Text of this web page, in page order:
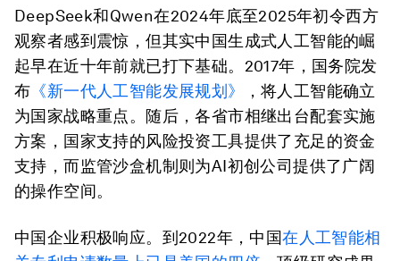
DeepSeek和Qwen在2024年底至2025年初令西方
观察者感到震惊，但其实中国生成式人工智能的崛
起早在近十年前就已打下基础。2017年，国务院发
布 《新一代人工智能发展规划》
，将人工智能确立
为国家战略重点。随后，各省市相继出台配套实施
方案，国家支持的风险投资工具提供了充足的资金
支持，而监管沙盒机制则为AI初创公司提供了广阔
的操作空间。
中国企业积极响应。到2022年，中国在人工智能相